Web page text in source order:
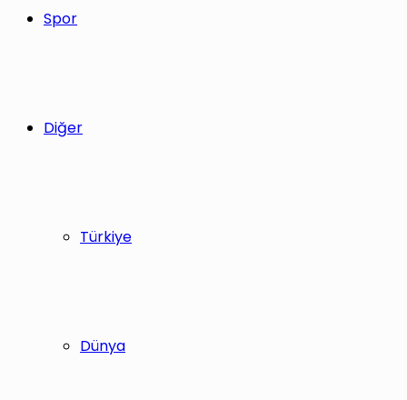
Spor
Diğer
Türkiye
Dünya